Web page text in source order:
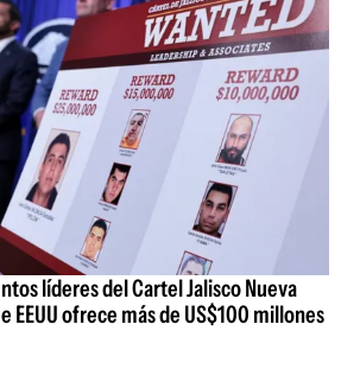
líderes del Cartel Jalisco Nueva
EEUU ofrece más de US$100 millones